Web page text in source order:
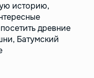
историю,
древние
Батумский